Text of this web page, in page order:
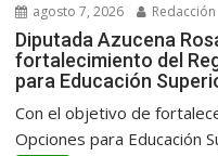
agosto 7, 2026 Redacción
Diputada Azucena
fortalecimiento del
para Educación
Con el objetivo de
Opciones para Educación